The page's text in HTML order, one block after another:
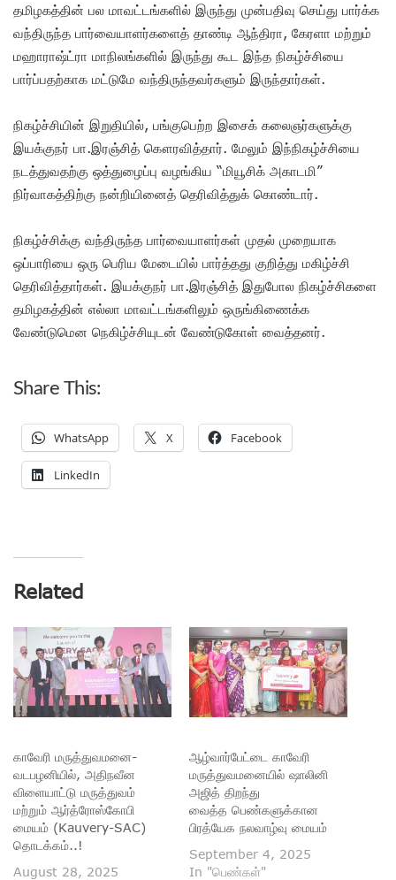
தமிழகத்தின் பல மாவட்டங்களில் இருந்து முன்பதிவு செய்து பார்க்க
வந்திருந்த பார்வையாளர்களைத் தாண்டி ஆந்திரா, கேரளா மற்றும்
மஹாராஷ்ட்ரா மாநிலங்களில் இருந்து கூட இந்த நிகழ்ச்சியை
பார்ப்பதற்காக மட்டுமே வந்திருந்தவர்களும் இருந்தார்கள்.
நிகழ்ச்சியின் இறுதியில், பங்குபெற்ற இசைக் கலைஞர்களுக்கு
இயக்குநர் பா.இரஞ்சித் கௌரவித்தார். மேலும் இந்நிகழ்ச்சியை
நடத்துவதற்கு ஒத்துழைப்பு வழங்கிய “மியூசிக் அகாடமி”
நிர்வாகத்திற்கு நன்றியினைத் தெரிவித்துக் கொண்டார்.
நிகழ்ச்சிக்கு வந்திருந்த பார்வையாளர்கள் முதல் முறையாக
ஒப்பாரியை ஒரு பெரிய மேடையில் பார்த்தது குறித்து மகிழ்ச்சி
தெரிவித்தார்கள். இயக்குநர் பா.இரஞ்சித் இதுபோல நிகழ்ச்சிகளை
தமிழகத்தின் எல்லா மாவட்டங்களிலும் ஒருங்கிணைக்க
வேண்டுமென நெகிழ்ச்சியுடன் வேண்டுகோள் வைத்தனர்.
Share This:
WhatsApp X Facebook
LinkedIn
Related
காவேரி மருத்துவமனை-
வடபழனியில், அதிநவீன
விளையாட்டு மருத்துவம்
மற்றும் ஆர்த்ரோஸ்கோபி
மையம் (Kauvery-SAC)
தொடக்கம்..!
August 28, 2025
ஆழ்வார்பேட்டை காவேரி
மருத்துவமனையில் ஷாலினி
அஜித் திறந்து
வைத்த பெண்களுக்கான
பிரத்யேக நலவாழ்வு மையம்
September 4, 2025
In "பெண்கள்"